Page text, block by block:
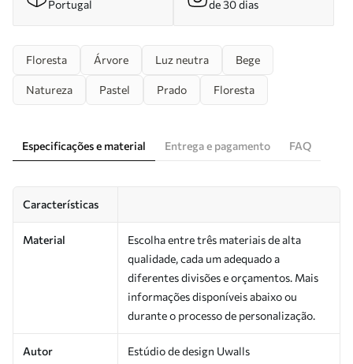
Portugal
de 30 dias
Floresta Árvore Luz neutra Bege
Natureza Pastel Prado Floresta
Especificações e material Entrega e pagamento FAQ
Características
Material
Escolha entre três materiais de alta
qualidade, cada um adequado a
diferentes divisões e orçamentos. Mais
informações disponíveis abaixo ou
durante o processo de personalização.
Autor Estúdio de design Uwalls